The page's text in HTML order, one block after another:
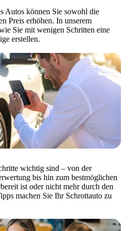
Autos können Sie sowohl die
Preis erhöhen. In unserem
Sie mit wenigen Schritten eine
erstellen.
wichtig sind – von der
bis hin zum bestmöglichen
ist oder nicht mehr durch den
machen Sie Ihr Schrottauto zu